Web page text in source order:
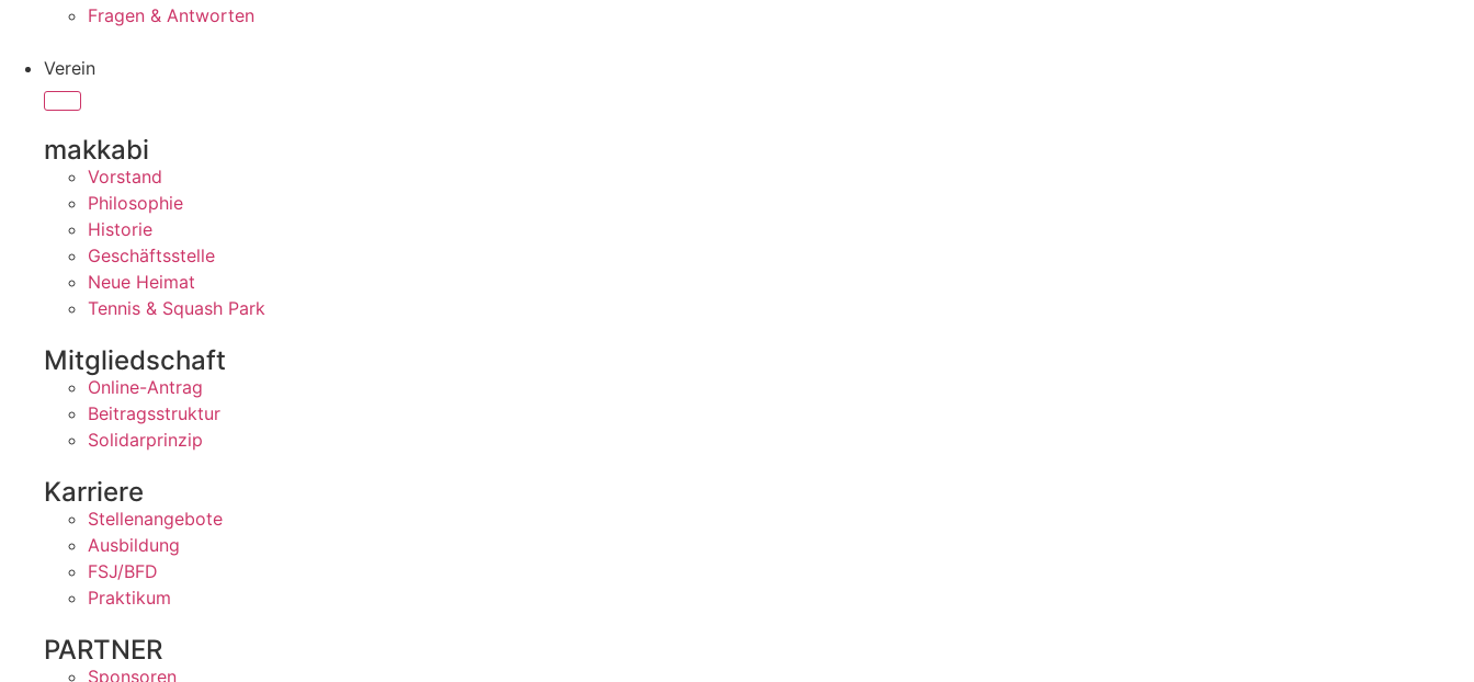
Fragen & Antworten
Verein
makkabi
Vorstand
Philosophie
Historie
Geschäftsstelle
Neue Heimat
Tennis & Squash Park
Mitgliedschaft
Online-Antrag
Beitragsstruktur
Solidarprinzip
Karriere
Stellenangebote
Ausbildung
FSJ/BFD
Praktikum
PARTNER
Sponsoren